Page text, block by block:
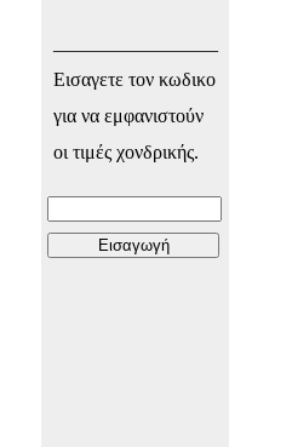
Εισαγετε τον κωδικο
για να εμφανιστούν
οι τιμές χονδρικής.